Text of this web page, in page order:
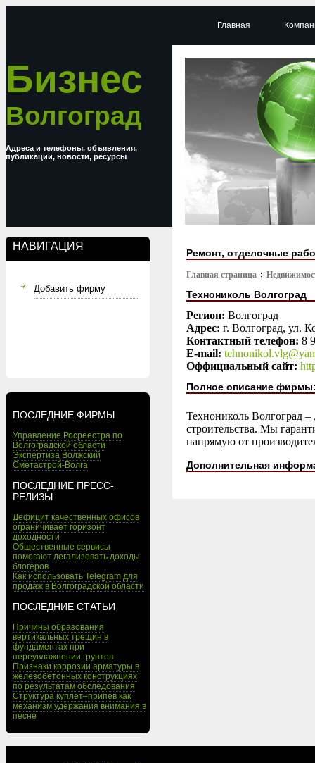
Бизнес
Волгоград
Адреса и телефоны, объявления,
публикации, новости, ресурсы
НАВИГАЦИЯ
Добавить фирму
ПОСЛЕДНИЕ ФИРМЫ
Управление Росреестра по
Волгоградской области
Экспертиза Волжский
Сметастрой-Волга
ПОСЛЕДНИЕ ПРЕСС-
РЕЛИЗЫ
Дефицит качественных офисов
ограничивает горизонт
доходности
Общественные сервисы
помогают легализовать доходы
блогеров
Как использовать Telegram для
продаж в Волгоградской области
ПОСЛЕДНИЕ СТАТЬИ
Причины образования
вертикальных трещин в
фундаментах при
переувлажнении грунтов
Признаки коррозии арматуры в
железобетонных конструкциях
по результатам обследования
Структура куплет–припев как
механизм удержания внимания в
песне
Главная
Ремонт, отделочные
Главная страница
Технониколь Волгоград
Регион: Волгоград
Адрес: г. Волгоград, ул.
Контактный телефон: 8
E-mail:
Оффициальный сайт:
Полное описание
Технониколь Волгоград
строительства. Мы
напрямую от
Дополнительная